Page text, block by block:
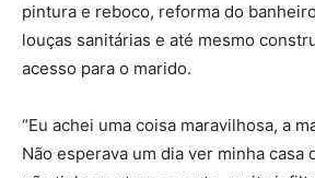
pintura e reboco, reforma do
louças sanitárias e até mesmo
acesso para o marido.
“Eu achei uma coisa maravilhosa, a
Não esperava um dia ver minha casa